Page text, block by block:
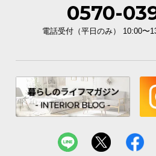
での使用時も安心してお使い
0570-
電話受付（平日のみ） 10:00〜